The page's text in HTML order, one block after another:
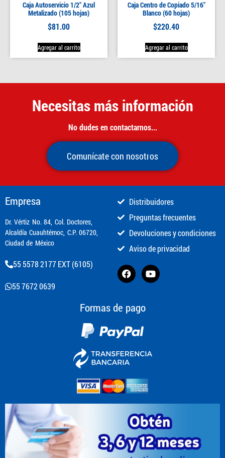
Caja Autoservicio 1/2″ Azul
Metalizado (105 hojas)
$81.00
Agregar al carrito
Caja Centro de Copiado 5/16″
Blanco (60 hojas)
$220.40
Agregar al carrito
Necesitas más información
No dudes en contactarnos...
Comunícate con nosotros
Empresa
​Dr. Vértiz No. 84, Col. Doctores,
Alcaldía Cuauhtémoc, C.P. 06720,
Ciudad de México
55 5578 2177 EXT (6105)
55 7672 0639
Distribuidores
Preguntas frecuentes
Devoluciones y condiciones
Aviso de privacidad
Formas de pago